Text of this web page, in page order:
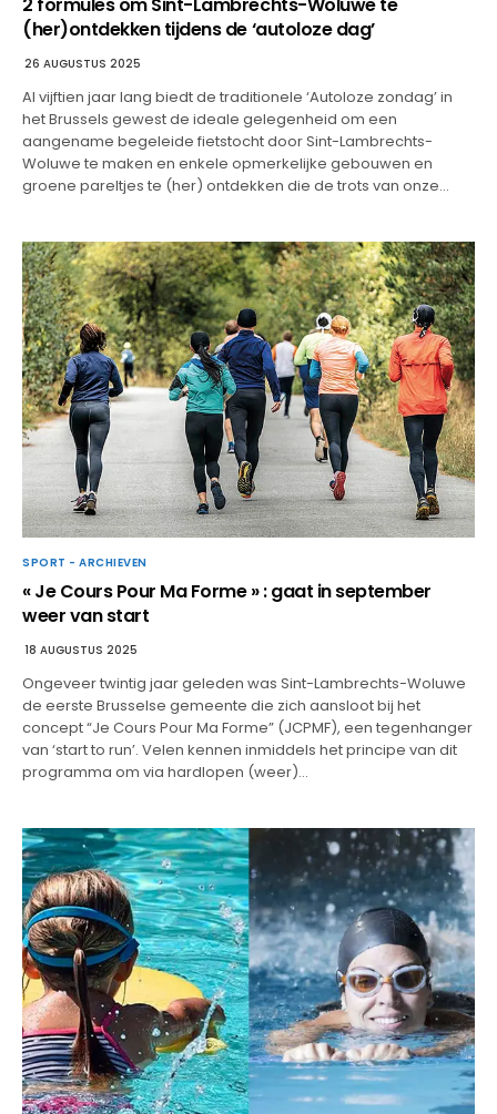
(her)ontdekken tijdens de ‘autoloze dag’
26 AUGUSTUS 2025
Al vijftien jaar lang biedt de traditionele ‘Autoloze zondag’ in
het Brussels gewest de ideale gelegenheid om een
aangename begeleide fietstocht door Sint-Lambrechts-
Woluwe te maken en enkele opmerkelijke gebouwen en
groene pareltjes te (her) ontdekken die de trots van onze…
SPORT - ARCHIEVEN
« Je Cours Pour Ma Forme » : gaat in september
weer van start
18 AUGUSTUS 2025
Ongeveer twintig jaar geleden was Sint-Lambrechts-Woluwe
de eerste Brusselse gemeente die zich aansloot bij het
concept “Je Cours Pour Ma Forme” (JCPMF), een tegenhanger
van ‘start to run’. Velen kennen inmiddels het principe van dit
programma om via hardlopen (weer)…